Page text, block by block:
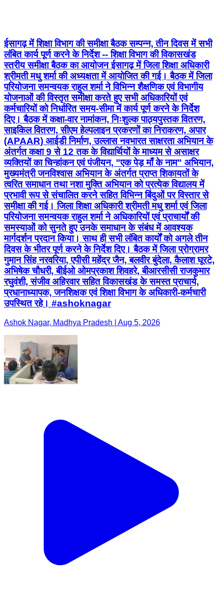
ईसागढ़ में शिक्षा विभाग की समीक्षा बैठक सम्पन्न, तीन दिवस में सभी
लंबित कार्य पूर्ण करने के निर्देश -- शिक्षा विभाग की विकासखंड
स्तरीय समीक्षा बैठक का आयोजन ईसागढ़ में जिला शिक्षा अधिकारी
श्रीमती मधु शर्मा की अध्यक्षता में आयोजित की गई। बैठक में जिला
परियोजना समन्वयक राहुल शर्मा ने विभिन्न शैक्षणिक एवं विभागीय
योजनाओं की विस्तृत समीक्षा करते हुए सभी अधिकारियों एवं
कर्मचारियों को निर्धारित समय-सीमा में कार्य पूर्ण करने के निर्देश
दिए। बैठक में कक्षा-वार नामांकन, निःशुल्क पाठ्यपुस्तक वितरण,
साइकिल वितरण, सीएम हेल्पलाइन प्रकरणों का निराकरण, अपार
(APAAR) आईडी निर्माण, उल्लास नवभारत साक्षरता अभियान के
अंतर्गत कक्षा 9 से 12 तक के विद्यार्थियों के माध्यम से असाक्षर
व्यक्तियों का चिन्हांकन एवं पंजीयन, "एक पेड़ माँ के नाम" अभियान,
मुख्यमंत्री जनविश्वास अभियान के अंतर्गत प्राप्त शिकायतों के
त्वरित समाधान तथा नशा मुक्ति अभियान को प्रत्येक विद्यालय में
प्रभावी रूप से संचालित करने सहित विभिन्न बिंदुओं पर विस्तार से
समीक्षा की गई। जिला शिक्षा अधिकारी श्रीमती मधु शर्मा एवं जिला
परियोजना समन्वयक राहुल शर्मा ने अधिकारियों एवं प्राचार्यों की
समस्याओं को सुनते हुए उनके समाधान के संबंध में आवश्यक
मार्गदर्शन प्रदान किया। साथ ही सभी लंबित कार्यों को अगले तीन
दिवस के भीतर पूर्ण करने के निर्देश दिए। बैठक में जिला प्रोग्रामर
गुमान सिंह नरवरिया, एपीसी महेंद्र जैन, बलवीर बुंदेला, कैलाश घूरटे,
अभिषेक चौधरी, बीईओ ओमप्रकाश शिवहरे, बीआरसीसी राजकुमार
रघुवंशी, संजीव अहिरवार सहित विकासखंड के समस्त प्राचार्य,
प्रधानाध्यापक, जनशिक्षक एवं शिक्षा विभाग के अधिकारी-कर्मचारी
उपस्थित रहे। #ashoknagar
Ashok Nagar, Madhya Pradesh | Aug 5, 2026